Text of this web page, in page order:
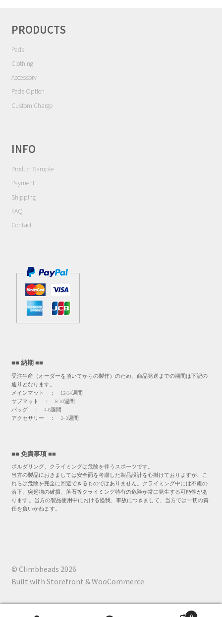
PRODUCTS
Pads
Clothing
Accessory
Pads Option
Custom Charge
INFO
Product Sample
Payment
Shipping
FAQ
Contact
■■ 納期 ■■
受注生産（オーダーを頂いてからの製作）のため、商品発送までの期間は下記の
通りとなります。
メインマット ： 12-14週間
サブマット ： 8-10週間
バッグ ： 4-6週間
アクセサリー ： 2−3週間
■■ 免責事項 ■■
ボルダリング、クライミングは危険を伴うスポーツです。
当方の製品におきましては安全面を考慮した製品設計を心掛けておりますが、こ
れらは危険を完全に回避できるものではありません。クライミング中には不慮の
落下、突起物の破損、落石等クライミング特有の危険が常に発生する可能性があ
ります 。当方の製品使用中における怪我、事故につきまして、当方では一切の責
任を負いかねます。
© Climbheads 2026
Built with Storefront & WooCommerce